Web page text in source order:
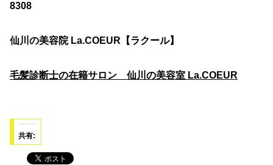
8308
仙川の美容院 La.COEUR【ラクール】
毛髪診断士の在籍サロン 仙川の美容室 La.COEUR
共有: